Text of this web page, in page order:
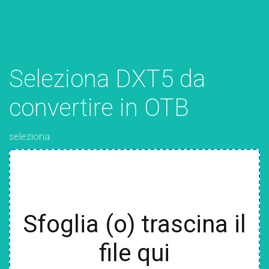
Seleziona DXT5 da
convertire in OTB
seleziona
Sfoglia (o) trascina il
file qui